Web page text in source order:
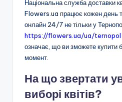
Національна служба доставки
Flowers.ua працює кожен день
онлайн 24/7 не тiльки у
https://flowers.ua/ua/ternopol
означає, що ви зможете купити
момент.
На що звертати
виборі квітів?